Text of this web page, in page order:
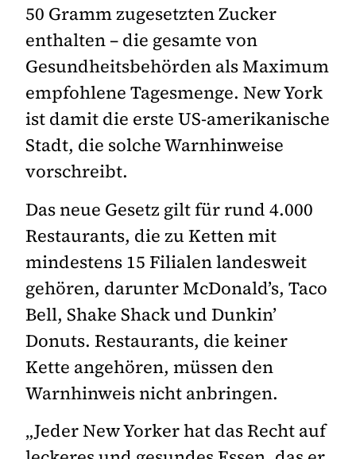
50 Gramm zugesetzten Zucker
enthalten – die gesamte von
Gesundheitsbehörden als Maximum
empfohlene Tagesmenge. New York
ist damit die erste US-amerikanische
Stadt, die solche Warnhinweise
vorschreibt.
Das neue Gesetz gilt für rund 4.000
Restaurants, die zu Ketten mit
mindestens 15 Filialen landesweit
gehören, darunter McDonald’s, Taco
Bell, Shake Shack und Dunkin’
Donuts. Restaurants, die keiner
Kette angehören, müssen den
Warnhinweis nicht anbringen.
„Jeder New Yorker hat das Recht auf